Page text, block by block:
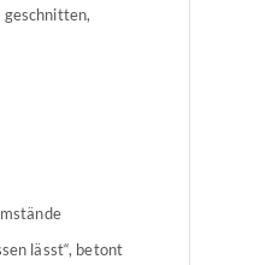
geschnitten,
lässt“, betont